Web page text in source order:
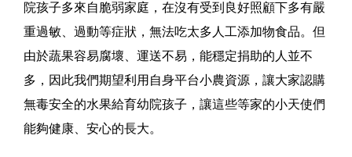
院孩子多來自脆弱家庭，在沒有受到良好照顧下多有嚴
重過敏、過動等症狀，無法吃太多人工添加物食品。但
由於蔬果容易腐壞、運送不易，能穩定捐助的人並不
多，因此我們期望利用自身平台小農資源，讓大家認購
無毒安全的水果給育幼院孩子，讓這些等家的小天使們
能夠健康、安心的長大。